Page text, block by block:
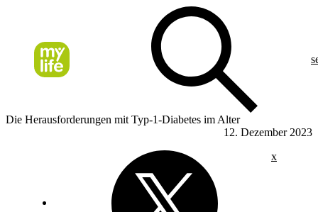
Die Herausforderungen mit Typ-1-Diabetes im Alter
12. Dezember 2023
x